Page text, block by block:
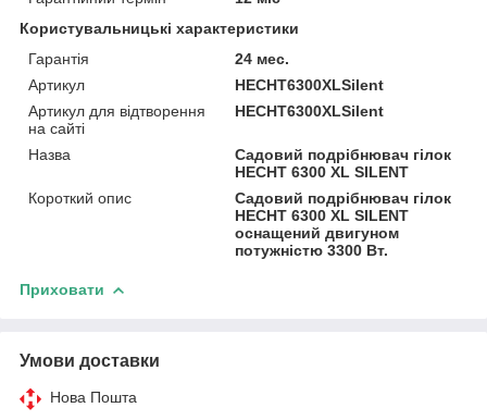
Користувальницькі характеристики
Гарантія
24 мес.
Артикул
HECHT6300XLSilent
Артикул для відтворення
на сайті
HECHT6300XLSilent
Назва
Садовий подрібнювач гілок
HECHT 6300 XL SILENT
Короткий опис
Садовий подрібнювач гілок
HECHT 6300 XL SILENT
оснащений двигуном
потужністю 3300 Вт.
Приховати
Умови доставки
Нова Пошта